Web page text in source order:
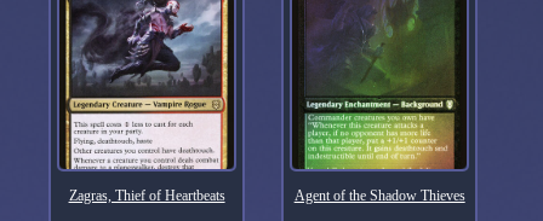
Zagras, Thief of Heartbeats Agent of the Shadow Thieves